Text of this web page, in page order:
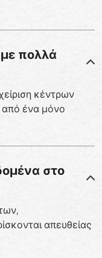
πολλά
κέντρων
ένα μόνο
στο
απευθείας